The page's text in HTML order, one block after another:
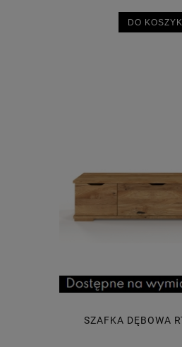
DO
SZAFKA DĘBOWA